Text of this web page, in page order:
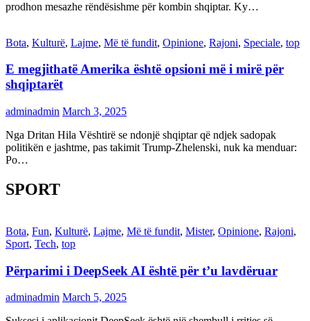
prodhon mesazhe rëndësishme për kombin shqiptar. Ky…
Bota, Kulturë, Lajme, Më të fundit, Opinione, Rajoni, Speciale, top
E megjithatë Amerika është opsioni më i mirë për
shqiptarët
adminadmin March 3, 2025
Nga Dritan Hila Vështirë se ndonjë shqiptar që ndjek sadopak
politikën e jashtme, pas takimit Trump-Zhelenski, nuk ka menduar:
Po…
SPORT
Bota, Fun, Kulturë, Lajme, Më të fundit, Mister, Opinione, Rajoni,
Sport, Tech, top
Përparimi i DeepSeek AI është për t’u lavdëruar
adminadmin March 5, 2025